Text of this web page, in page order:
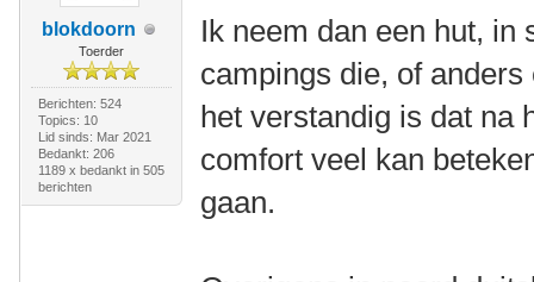
blokdoorn
Toerder
Berichten: 524
Topics: 10
Lid sinds: Mar 2021
Bedankt: 206
1189 x bedankt in 505
berichten
Ik neem dan een hut, in
campings die, of
het verstandig is dat na
comfort veel kan
gaan.